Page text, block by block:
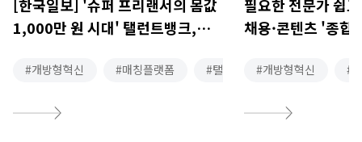
[한국일보] '슈퍼 프리랜서의 몸값
1,000만 원 시대' 탤런트뱅크,
개방형혁신 매칭플랫폼 탤뱅뉴스
Read more
필요한 전문가 쉽
채용·콘텐츠 '종합
개방형혁신
Read more